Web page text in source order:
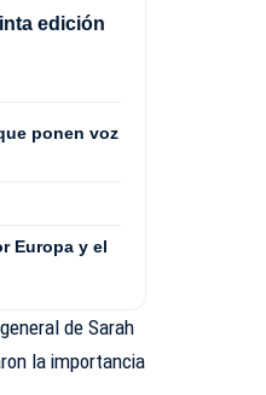
edición
ponen voz
Europa y el
de Sarah
la importancia